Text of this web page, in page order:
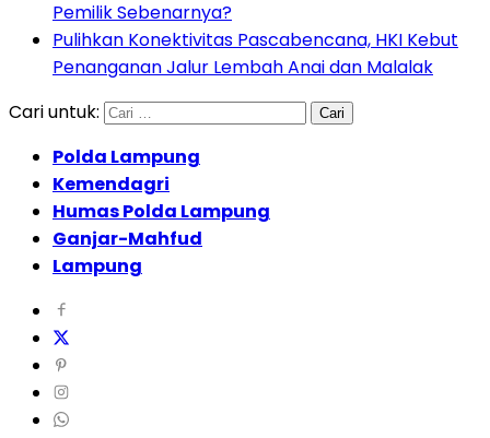
Pemilik Sebenarnya?
Pulihkan Konektivitas Pascabencana, HKI Kebut
Penanganan Jalur Lembah Anai dan Malalak
Cari untuk:
Polda Lampung
Kemendagri
Humas Polda Lampung
Ganjar-Mahfud
Lampung